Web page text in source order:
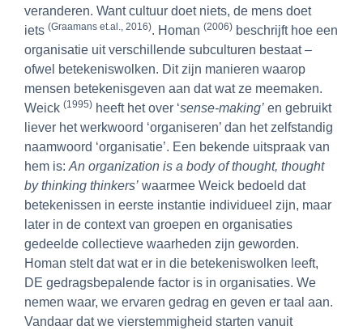
veranderen. Want cultuur doet niets, de mens doet
iets (Graamans et.al., 2016). Homan (2006) beschrijft hoe een
organisatie uit verschillende subculturen bestaat –
ofwel betekeniswolken. Dit zijn manieren waarop
mensen betekenisgeven aan dat wat ze meemaken.
Weick (1995) heeft het over ‘sense-making’ en gebruikt
liever het werkwoord ‘organiseren’ dan het zelfstandig
naamwoord ‘organisatie’. Een bekende uitspraak van
hem is:An organization is a body of thought, thought
by thinking thinkers’ waarmee Weick bedoeld dat
betekenissen in eerste instantie individueel zijn, maar
later in de context van groepen en organisaties
gedeelde collectieve waarheden zijn geworden.
Homan stelt dat wat er in die betekeniswolken leeft,
DE gedragsbepalende factor is in organisaties. We
nemen waar, we ervaren gedrag en geven er taal aan.
Vandaar dat we vierstemmigheid starten vanuit